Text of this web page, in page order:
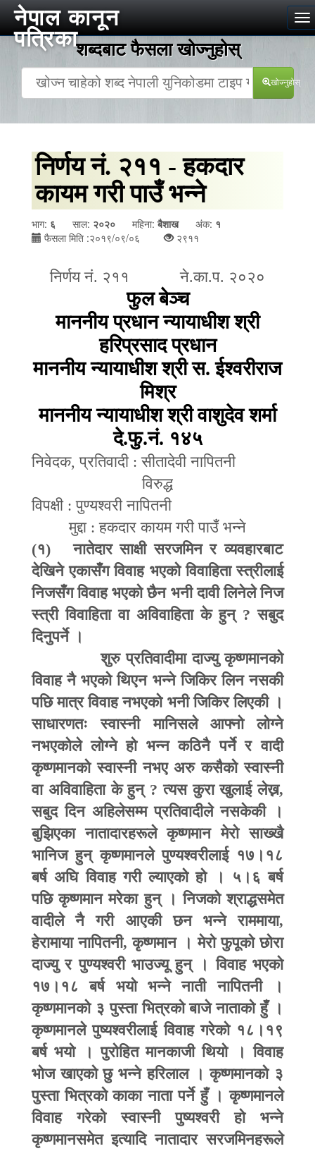
नेपाल कानून
पत्रिकाशब्दबाट फैसला खोज्‍नुहोस्
खोज्‍नुहोस्
निर्णय नं. २११ - हकदार
कायम गरी पाउँ भन्ने
भाग: ६ साल: २०२० महिना:बैशाख अंक: १
फैसला मिति :२०१९/०९/०६
२९११
निर्णय नं. २११ ने.का.प. २०२०
फुल बेञ्च
माननीय प्रधान न्यायाधीश श्री
हरिप्रसाद प्रधान
माननीय न्यायाधीश श्री स. ईश्वरीराज
मिश्र
माननीय न्यायाधीश श्री वाशुदेव शर्मा
दे.फु.नं. १४५
निवेदक,प्रतिवादी : सीतादेवी नापितनी
विरुद्ध
विपक्षी : पुण्यश्वरी नापितनी
मुद्दा : हकदार कायम गरी पाउँ भन्ने
(१) नातेदार साक्षी सरजमिन र व्यवहारबाट
देखिने एकासँग विवाह भएको विवाहिता स्त्रीलाई
निजसँग विवाह भएको छैन भनी दावी लिनेले निज
स्त्री विवाहिता वा अविवाहिता के हुन् ?सबुद
दिनुपर्ने ।
शुरु प्रतिवादीमा दाज्यु कृष्णमानको
विवाह नै भएको थिएन भन्ने जिकिर लिन नसकी
पछि मात्र विवाह नभएको भनी जिकिर लिएकी ।
साधारणतः स्वास्नी मानिसले आफ्नो लोग्ने
नभएकोले लोग्ने हो भन्न कठिनै पर्ने र वादी
कृष्णमानको स्वास्नी नभए अरु कसैको स्वास्नी
वा अविवाहिता के हुन् ?त्यस कुरा खुलाई लेख्न,
सबुद दिन अहिलेसम्म प्रतिवादीले नसकेकी ।
बुझिएका नातादारहरूले कृष्णमान मेरो साख्खै
भानिज हुन् कृष्णमानले पुण्यश्वरीलाई १७।१८
बर्ष अघि विवाह गरी ल्याएको हो । ५।६ बर्ष
पछि कृष्णमान मरेका हुन् । निजको श्राद्धसमेत
वादीले नै गरी आएकी छन भन्ने राममाया,
हेरामाया नापितनी,कृष्णमान । मेरो फुपूको छोरा
दाज्यु र पुण्यश्वरी भाउज्यू हुन् । विवाह भएको
१७।१८ बर्ष भयो भन्ने नाती नापितनी ।
कृष्णमानको ३ पुस्ता भित्रको बाजे नाताको हुँ ।
कृष्णमानले पुष्यश्वरीलाई विवाह गरेको १८।१९
बर्ष भयो । पुरोहित मानकाजी थियो । विवाह
भोज खाएको छु भन्ने हरिलाल । कृष्णमानको ३
पुस्ता भित्रको काका नाता पर्ने हुँ । कृष्णमानले
विवाह गरेको स्वास्नी पुष्यश्वरी हो भन्ने
कृष्णमानसमेत इत्यादि नातादार सरजमिनहरूले